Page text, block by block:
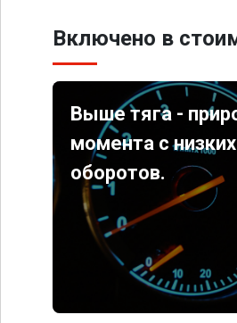
Включено в
Выше тяга -
момента с низких
оборотов.